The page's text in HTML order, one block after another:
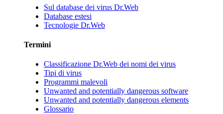
Sul database dei virus Dr.Web
Database estesi
Tecnologie Dr.Web
Termini
Classificazione Dr.Web dei nomi dei virus
Tipi di virus
Programmi malevoli
Unwanted and potentially dangerous software
Unwanted and potentially dangerous elements
Glossario